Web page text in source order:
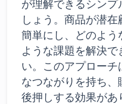
が理解できるシンプ
しょう。商品が潜
簡単にし、どのよ
ような課題を解決で
い。このアプロー
なつながりを持ち、
後押しする効果があ